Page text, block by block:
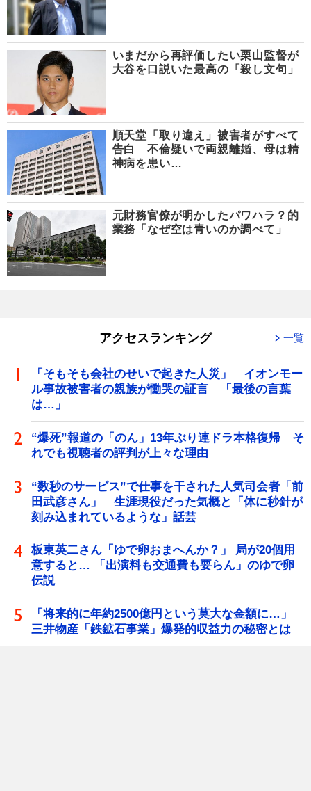
いまだから再評価したい栗山監督が
大谷を口説いた最高の「殺し文句」
順天堂「取り違え」被害者がすべて
告白 不倫疑いで両親離婚、母は精
神病を患い…
元財務官僚が明かしたパワハラ？的
業務「なぜ空は青いのか調べて」
アクセスランキング 一覧
「そもそも会社のせいで起きた人災」 イオンモー
ル事故被害者の親族が慟哭の証言 「最後の言葉
は…」
“爆死”報道の「のん」13年ぶり連ドラ本格復帰 そ
れでも視聴者の評判が上々な理由
“数秒のサービス”で仕事を干された人気司会者「前
田武彦さん」 生涯現役だった気概と「体に秒針が
刻み込まれているような」話芸
板東英二さん「ゆで卵おまへんか？」 局が20個用
意すると… 「出演料も交通費も要らん」のゆで卵
伝説
「将来的に年約2500億円という莫大な金額に…」
三井物産「鉄鉱石事業」爆発的収益力の秘密とは